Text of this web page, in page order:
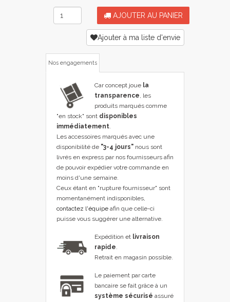
AJOUTER AU PANIER
Ajouter à ma liste d'envie
Nos engagements
Car concept joue la
transparence, les
produits marqués comme
"en stock" sont disponibles
immédiatement.
Les accessoires marqués avec une
disponibilité de "3-4 jours" nous sont
livrés en express par nos fournisseurs afin
de pouvoir expédier votre commande en
moins d'une semaine.
Ceux étant en "rupture fournisseur" sont
momentanément indisponibles,
contactez l'équipe afin que celle-ci
puisse vous suggérer une alternative.
Expédition et livraison
rapide.
Retrait en magasin possible.
Le paiement par carte
bancaire se fait grâce à un
système sécurisé assuré